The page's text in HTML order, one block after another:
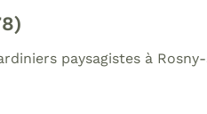
paysagistes à